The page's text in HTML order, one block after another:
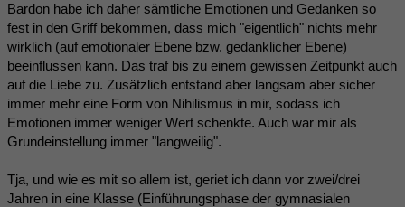
Bardon habe ich daher sämtliche Emotionen und Gedanken so
fest in den Griff bekommen, dass mich "eigentlich" nichts mehr
wirklich (auf emotionaler Ebene bzw. gedanklicher Ebene)
beeinflussen kann. Das traf bis zu einem gewissen Zeitpunkt auch
auf die Liebe zu. Zusätzlich entstand aber langsam aber sicher
immer mehr eine Form von Nihilismus in mir, sodass ich
Emotionen immer weniger Wert schenkte. Auch war mir als
Grundeinstellung immer "langweilig".
Tja, und wie es mit so allem ist, geriet ich dann vor zwei/drei
Jahren in eine Klasse (Einführungsphase der gymnasialen